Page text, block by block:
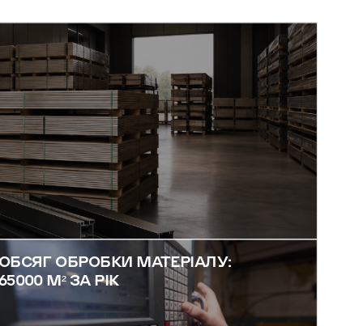
ОБРОБКИ МАТЕРІАЛУ:
М² ЗА РІК